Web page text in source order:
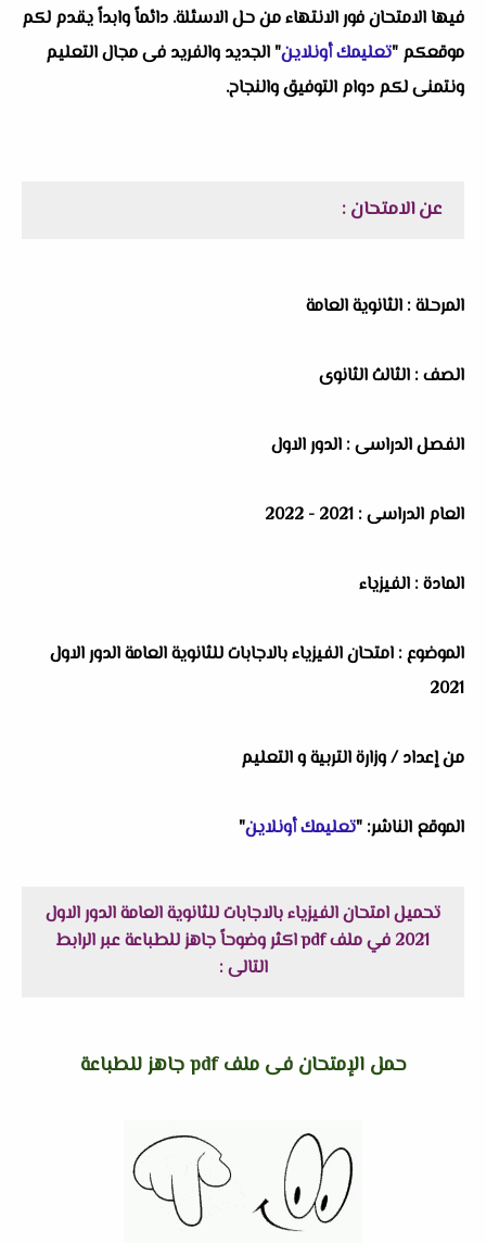
فيها الامتحان فور الانتهاء من حل الاسئلة. دائماً وابداً يقدم لكم
موقعكم "تعليمك أونلاين" الجديد والفريد فى مجال التعليم
ونتمنى لكم دوام التوفيق والنجاح.
عن الامتحان :
المرحلة : الثانوية العامة
الصف : الثالث الثانوى
الفصل الدراسى : الدور الاول
العام الدراسى : 2021 - 2022
المادة : الفيزياء
الموضوع : امتحان الفيزياء بالاجابات للثانوية العامة الدور الاول
2021
من إعداد / وزارة التربية و التعليم
الموقع الناشر: "تعليمك أونلاين"
تحميل امتحان الفيزياء بالاجابات للثانوية العامة الدور الاول
2021 في ملف pdf اكثر وضوحاً جاهز للطباعة عبر الرابط
التالى :
حمل الإمتحان فى ملف pdf جاهز للطباعة